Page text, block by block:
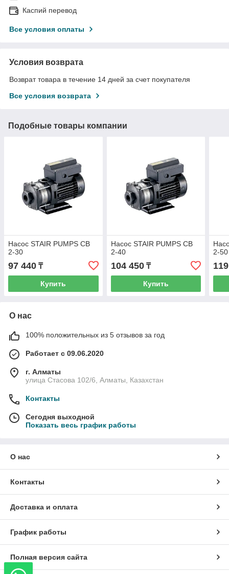
Каспий перевод
Все условия оплаты
Условия возврата
Возврат товара в течение 14 дней за счет покупателя
Все условия возврата
Подобные товары компании
Насос STAIR PUMPS CB
2-30
97 440 ₸
Купить
Насос STAIR PUMPS CB
2-40
104 450₸
Купить
2-50
О нас
100% положительных из 5 отзывов за год
Работает с 09.06.2020
г. Алматы
улица Стасова 102/6, Алматы, Казахстан
Контакты
Сегодня выходной
Показать весь график работы
О нас
Контакты
Доставка и оплата
График работы
Полная версия сайта